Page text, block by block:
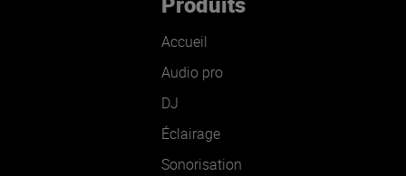
Accueil
Audio pro
DJ
Éclairage
Sonorisation